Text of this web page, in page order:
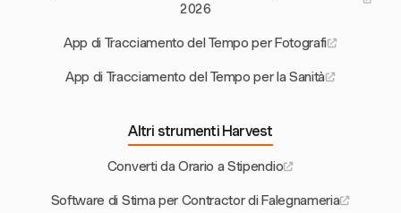
2026
App di Tracciamento del Tempo per Fotografi
App di Tracciamento del Tempo per la Sanità
Altri strumenti Harvest
Converti da Orario a Stipendio
Software di Stima per Contractor di Falegnameria